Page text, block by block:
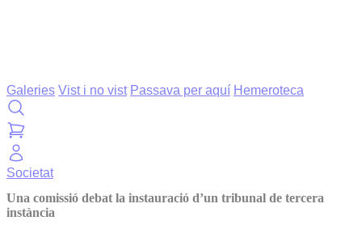
Galeries Vist i no vist Passava per aquí Hemeroteca
Societat
Una comissió debat la instauració d’un tribunal de tercera
instància